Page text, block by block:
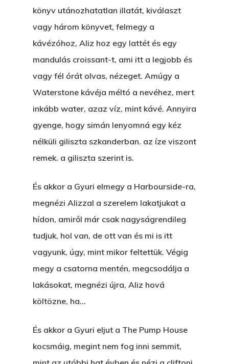
könyv utánozhatatlan illatát, kiválaszt
vagy három könyvet, felmegy a
kávézóhoz, Aliz hoz egy lattét és egy
mandulás croissant-t, ami itt a legjobb és
vagy fél órát olvas, nézeget. Amúgy a
Waterstone kávéja méltó a nevéhez, mert
inkább water, azaz víz, mint kávé. Annyira
gyenge, hogy simán lenyomná egy kéz
nélküli giliszta szkanderban. az íze viszont
remek. a giliszta szerint is.
És akkor a Gyuri elmegy a Harbourside-ra,
megnézi Alizzal a szerelem lakatjukat a
hídon, amiről már csak nagyságrendileg
tudjuk, hol van, de ott van és mi is itt
vagyunk, úgy, mint mikor feltettük. Végig
megy a csatorna mentén, megcsodálja a
lakásokat, megnézi újra, Aliz hová
költözne, ha…
És akkor a Gyuri eljut a The Pump House
kocsmáig, megint nem fog inni semmit,
Egy Hitelt, Ödön?
ELMENT A VILLAMOS
EGY BANKOT, ÖDÖN?
GYERE VELEM
KÖNYVESBOLTBA,
Hogyan Tudta Feladni